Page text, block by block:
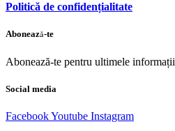
Politică de confidențialitate
Abonează-te
Abonează-te pentru ultimele informații
Social media
FacebookYoutube Instagram